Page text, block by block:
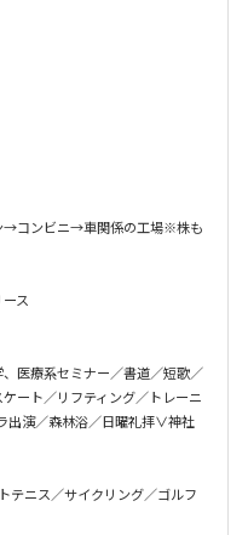
→コンビニ→車関係の工場※株も
ス
医療系セミナー／書道／短歌／
ート／リフティング／トレーニ
出演／森林浴／日曜礼拝∨神社
テニス／サイクリング／ゴルフ